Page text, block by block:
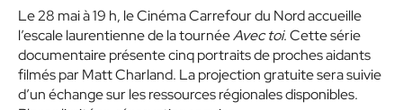
Le 28 mai à 19 h, le Cinéma Carrefour du Nord accueille
l’escale laurentienne de la tournéeAvec toi. Cette série
documentaire présente cinq portraits de proches aidants
filmés par Matt Charland. La projection gratuite sera suivie
d’un échange sur les ressources régionales disponibles.